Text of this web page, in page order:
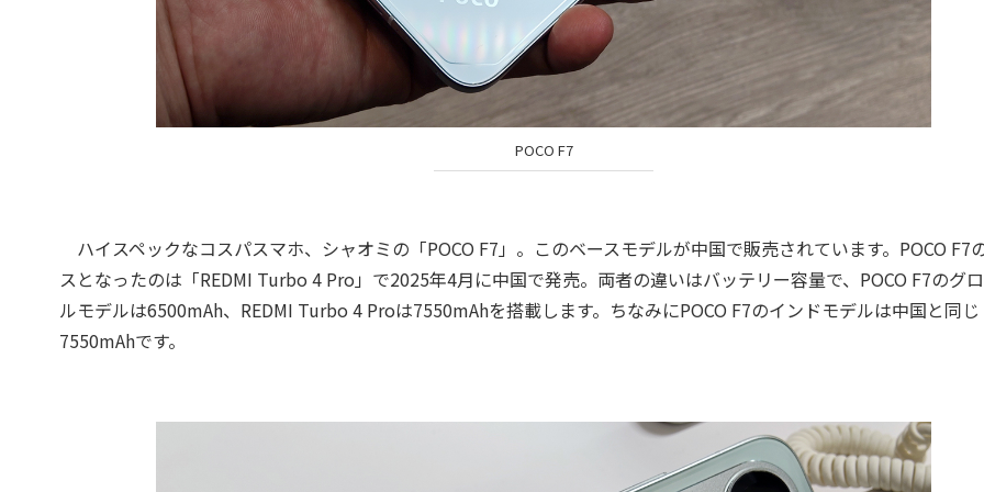
POCO F7
ハイスペックなコスパスマホ、シャオミの「POCO F7」。このベースモデルが中国で販売されています。POCO F7
スとなったのは「REDMI Turbo 4 Pro」で2025年4月に中国で発売。両者の違いはバッテリー容量で、POCO F7のグ
ルモデルは6500mAh、REDMI Turbo 4 Proは7550mAhを搭載します。ちなみにPOCO F7のインドモデルは中国と同じ
7550mAhです。